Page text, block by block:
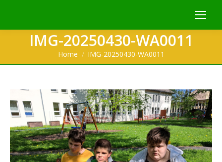
IMG-20250430-WA0011
You are here:
Home IMG-20250430-WA0011